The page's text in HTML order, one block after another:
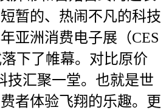
暂的、热闹不凡的科技
亚洲消费电子展（CES
落下了帷幕。对比原价
技汇聚一堂。也就是世
者体验飞翔的乐趣。更